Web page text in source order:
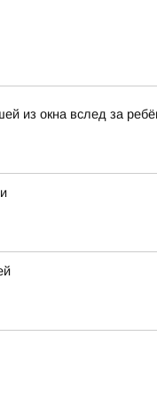
из окна вслед за